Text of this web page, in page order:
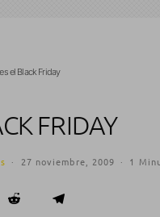
el Black Friday
FRIDAY
· 27 noviembre, 2009 · 1